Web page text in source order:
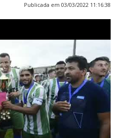
Publicada em 03/03/2022 11:16:38